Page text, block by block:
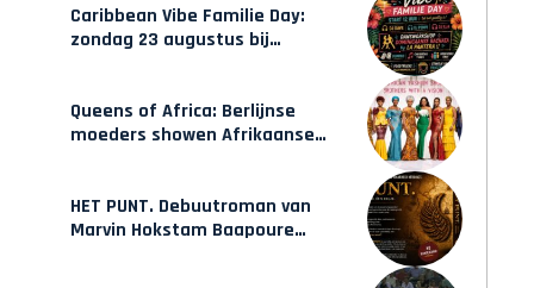
Caribbean Vibe Familie Day:
zondag 23 augustus bij
Queens of Africa: Berlijnse
moeders showen Afrikaanse
HET PUNT. Debuutroman van
Marvin Hokstam Baapoure